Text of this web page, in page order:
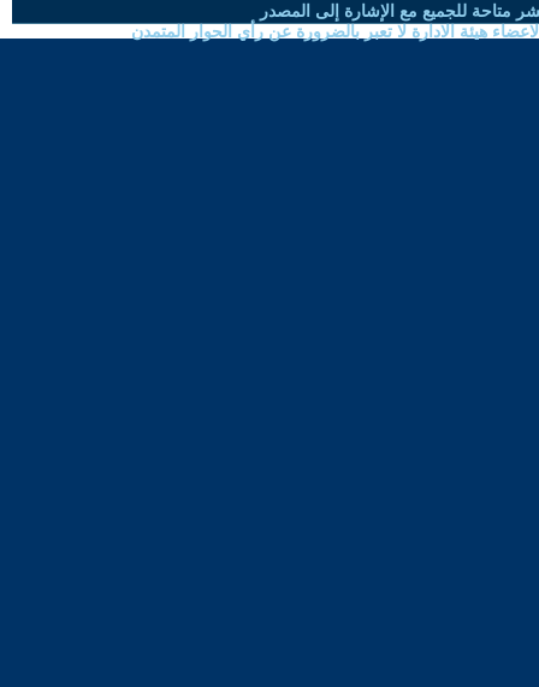
متاحة للجميع مع الإشارة إلى المصدر
هيئة الادارة لا تعبر بالضرورة عن رأي الحوار المتمدن